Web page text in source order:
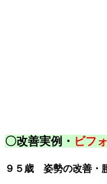
〇改善実例・ ビフ
９５歳 姿勢の改善・